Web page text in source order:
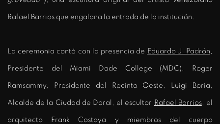
Rafael Barrios que engalana la entrada de la institución.
La ceremonia contó con la presencia de Eduardo J. Padrón ,
Presidente del Miami Dade College (MDC), Roger
Ramsammy, Presidente del Recinto Oeste, Luigi Boria,
Alcalde de la Ciudad de Doral, el escultor Rafael Barrios, el
arquitecto Frank Costoya y miembros del cuerpo